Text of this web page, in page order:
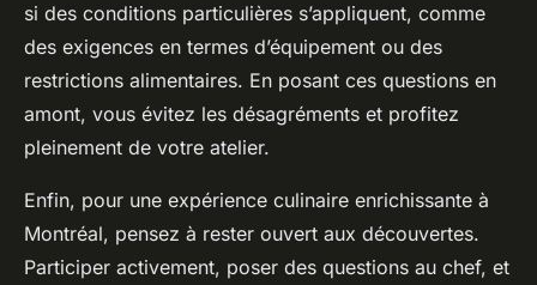
si des conditions particulières s’appliquent, comme
des exigences en termes d’équipement ou des
restrictions alimentaires. En posant ces questions en
amont, vous évitez les désagréments et profitez
pleinement de votre atelier.
Enfin, pour une expérience culinaire enrichissante à
Montréal, pensez à rester ouvert aux découvertes.
Participer activement, poser des questions au chef, et